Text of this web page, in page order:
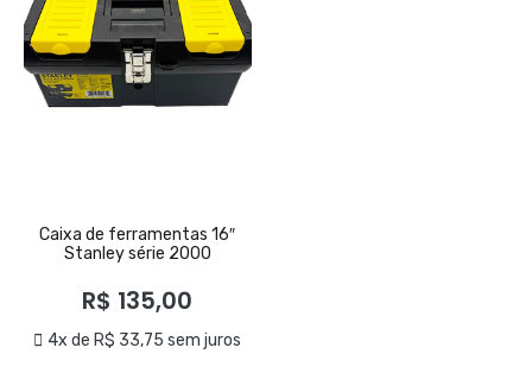
Caixa de ferramentas 16″
Stanley série 2000
R$ 135,00
4x de R$ 33,75 sem juros